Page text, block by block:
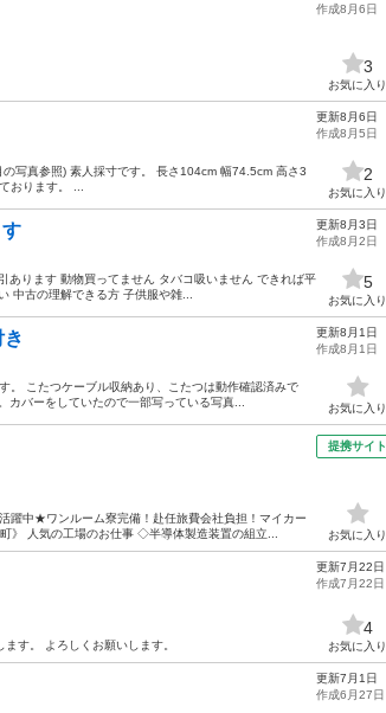
作成8月6日
3
お気に入り
写真参照) 素人採寸です。 長さ104cm 幅74.5cm 高さ3
おります。 ...
更新8月6日
作成8月5日
2
お気に入り
あります 動物買ってません タバコ吸いません できれば平
中古の理解できる方 子供服や雑...
更新8月3日
作成8月2日
5
お気に入り
こたつケーブル収納あり、こたつは動作確認済みで
バーをしていたので一部写っている写真...
更新8月1日
作成8月1日
お気に入り
躍中★ワンルーム寮完備！赴任旅費会社負担！マイカー
》 人気の工場のお仕事 ◇半導体製造装置の組立...
提携サイト
お気に入り
す。 よろしくお願いします。
更新7月22日
作成7月22日
4
お気に入り
更新7月1日
作成6月27日